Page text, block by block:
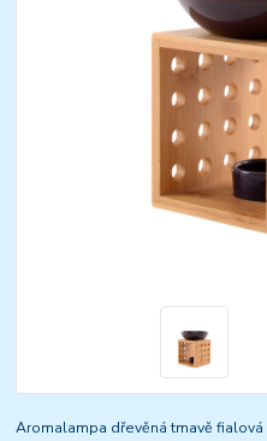
Aromalampa dřevěná tmavě fialová